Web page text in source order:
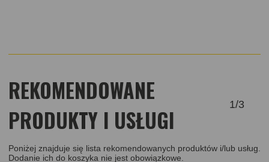
REKOMENDOWANE
PRODUKTY I USŁUGI
1/3
Poniżej znajduje się lista rekomendowanych produktów i/lub usług.
Dodanie ich do koszyka nie jest obowiązkowe.